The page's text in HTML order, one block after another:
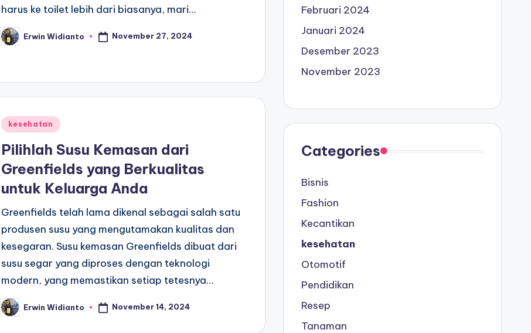
harus ke toilet lebih dari biasanya, mari…
Posted
by
Erwin Widianto November 27, 2024
Posted
kesehatan
Pilihlah Susu Kemasan dari
Greenfields yang Berkualitas
untuk Keluarga Anda
Greenfields telah lama dikenal sebagai salah satu
produsen susu yang mengutamakan kualitas dan
kesegaran. Susu kemasan Greenfields dibuat dari
susu segar yang diproses dengan teknologi
modern, yang memastikan setiap tetesnya…
Posted
by
Erwin Widianto November 14, 2024
Februari 2024
Januari 2024
Desember 2023
November 2023
Categories
Bisnis
Fashion
Kecantikan
kesehatan
Otomotif
Pendidikan
Resep
Tanaman